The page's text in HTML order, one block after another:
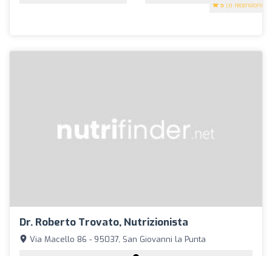
5 (8 recensioni)
Dr. Roberto Trovato, Nutrizionista
Via Macello 86 - 95037, San Giovanni la Punta